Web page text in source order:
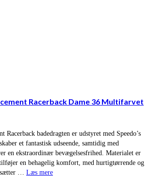
Racerback Dame 36 Multifarvet
Racerback badedragten er udstyret med Speedo’s
et fantastisk udseende, samtidig med
en ekstraordinær bevægelsesfrihed. Materialet er
en behagelig komfort, med hurtigtørrende og
sætter … Læs mere